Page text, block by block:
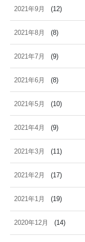
2021年9月 (12)
2021年8月 (8)
2021年7月 (9)
2021年6月 (8)
2021年5月 (10)
2021年4月 (9)
2021年3月 (11)
2021年2月 (17)
2021年1月 (19)
2020年12月 (14)